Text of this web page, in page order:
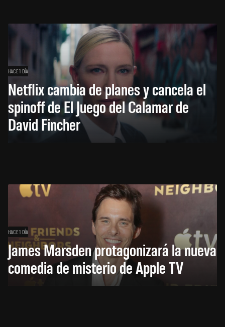
HACE 1 DÍA
Netflix cambia de planes y cancela el
spinoff de El Juego del Calamar de
David Fincher
HACE 1 DÍA
James Marsden protagonizará la nueva
comedia de misterio de Apple TV